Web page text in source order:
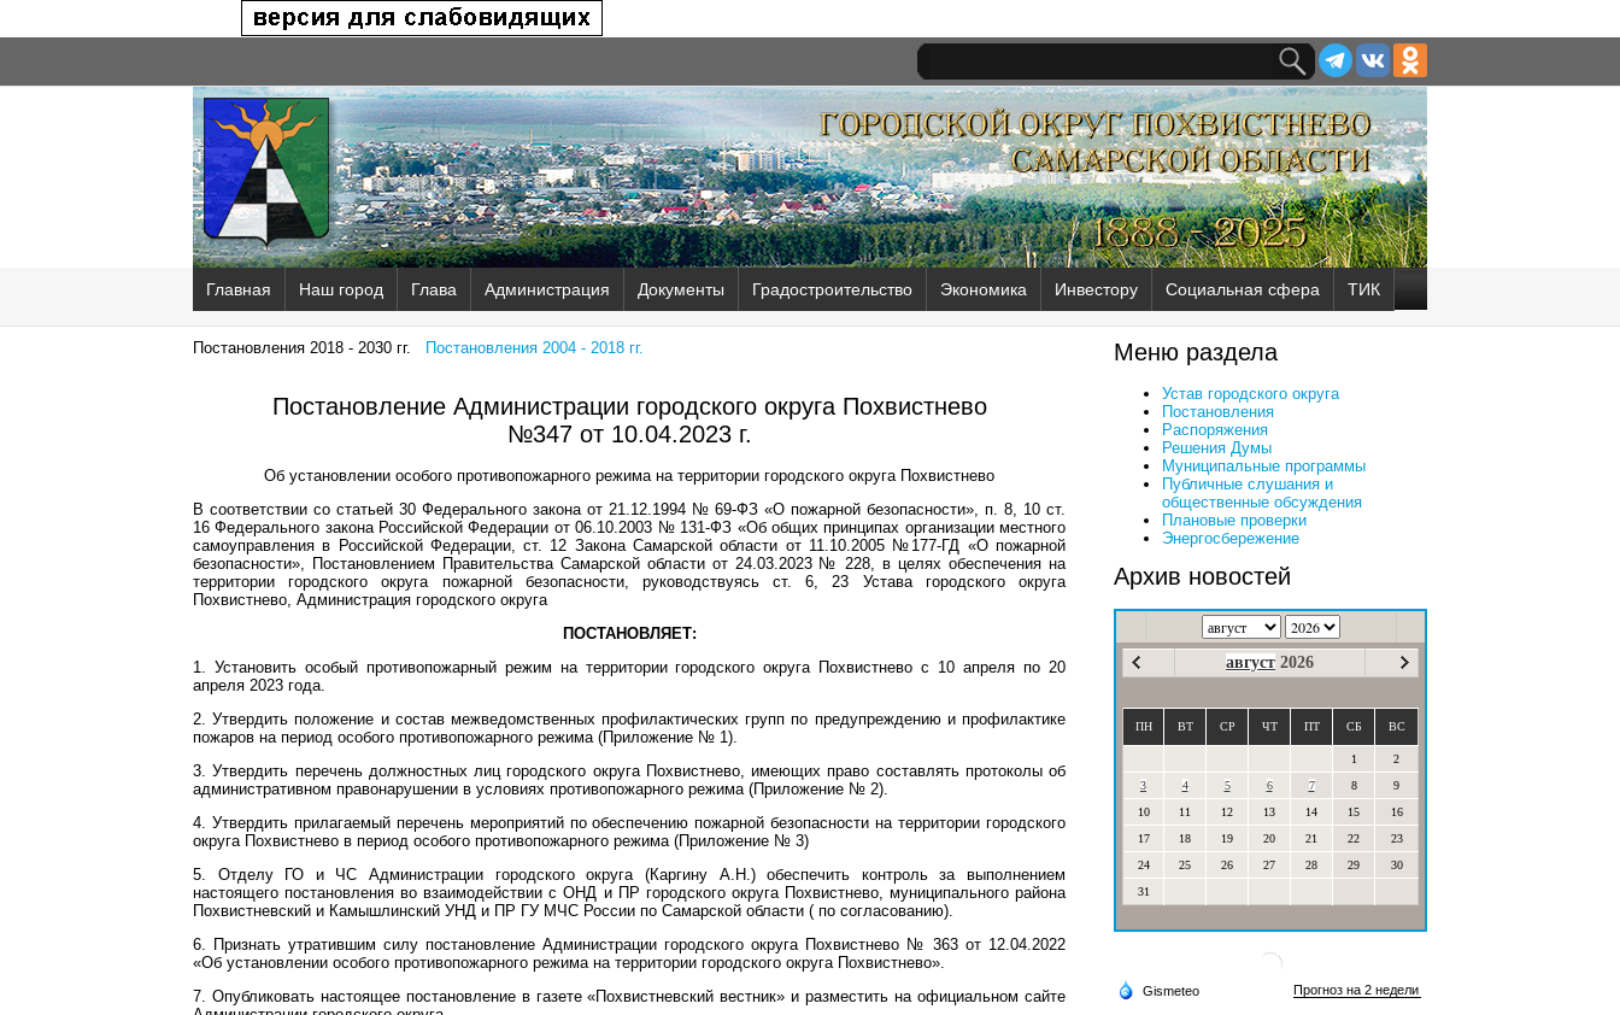
Главная Наш город Глава Администрация Документы Градостроительство Экономика Инвестору Социальная сфера ТИК
Постановления 2018 - 2030 гг. Постановления 2004 - 2018 гг.
Постановление Администрации городского округа Похвистнево
№347 от 10.04.2023 г.
Об установлении особого противопожарного режима на территории городского округа Похвистнево
В соответствии со статьей 30 Федерального закона от 21.12.1994 № 69-ФЗ «О пожарной безопасности», п. 8, 10 ст.
16 Федерального закона Российской Федерации от 06.10.2003 № 131-ФЗ «Об общих принципах организации местного
самоуправления в Российской Федерации, ст. 12 Закона Самарской области от 11.10.2005 №177-ГД «О пожарной
безопасности», Постановлением Правительства Самарской области от 24.03.2023 № 228, в целях обеспечения на
территории городского округа пожарной безопасности, руководствуясь ст. 6, 23 Устава городского округа
Похвистнево, Администрация городского округа
ПОСТАНОВЛЯЕТ:
1. Установить особый противопожарный режим на территории городского округа Похвистнево с 10 апреля по 20
апреля 2023 года.
2. Утвердить положение и состав межведомственных профилактических групп по предупреждению и профилактике
пожаров на период особого противопожарного режима (Приложение № 1).
3. Утвердить перечень должностных лиц городского округа Похвистнево, имеющих право составлять протоколы об
административном правонарушении в условиях противопожарного режима (Приложение № 2).
4. Утвердить прилагаемый перечень мероприятий по обеспечению пожарной безопасности на территории городского
округа Похвистнево в период особого противопожарного режима (Приложение № 3)
5. Отделу ГО и ЧС Администрации городского округа (Каргину А.Н.) обеспечить контроль за выполнением
настоящего постановления во взаимодействии с ОНД и ПР городского округа Похвистнево, муниципального района
Похвистневский и Камышлинский УНД и ПР ГУ МЧС России по Самарской области ( по согласованию).
6. Признать утратившим силу постановление Администрации городского округа Похвистнево № 363 от 12.04.2022
«Об установлении особого противопожарного режима на территории городского округа Похвистнево».
7. Опубликовать настоящее постановление в газете «Похвистневский вестник» и разместить на официальном сайте
Меню раздела
Устав городского округа
Постановления
Распоряжения
Решения Думы
Муниципальные программы
Публичные слушания и
общественные обсуждения
Плановые проверки
Энергосбережение
Архив новостей
август 2026
ПН ВТ СР ЧТ ПТ СБ ВС
1
2
3
4 5 6 7 8
9
10
11 12 13 14 15
16
17
18 19 20 21 22
23
24
25 26 27 28 29
30
31